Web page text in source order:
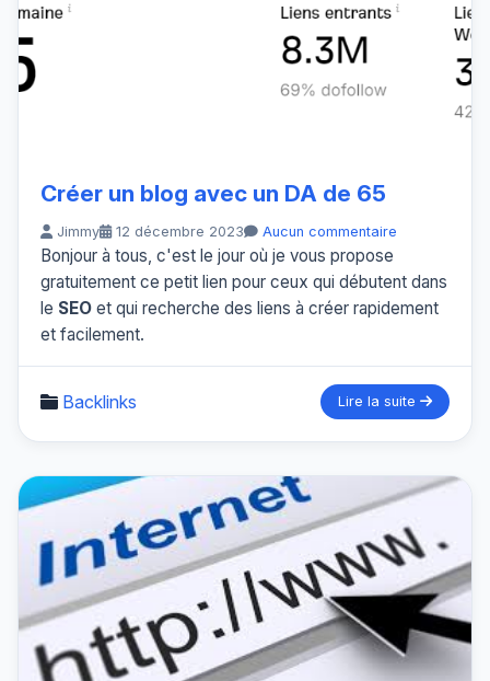
Créer un blog avec un DA de 65
Jimmy 12 décembre 2023 Aucun commentaire
Bonjour à tous, c'est le jour où je vous propose
gratuitement ce petit lien pour ceux qui débutent dans
le SEO et qui recherche des liens à créer rapidement
et facilement.
Backlinks Lire la suite